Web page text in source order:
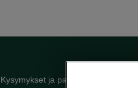
Kysymykset ja palaute